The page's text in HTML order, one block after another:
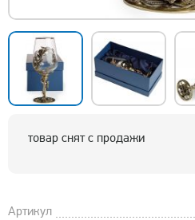
товар снят с продажи
Артикул